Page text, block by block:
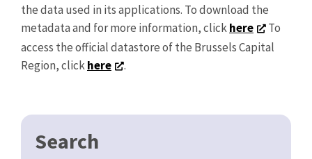
the data used in its applications. To download the
metadata and for more information, clickhere
To
access the official datastore of the Brussels Capital
Region, clickhere .
Search